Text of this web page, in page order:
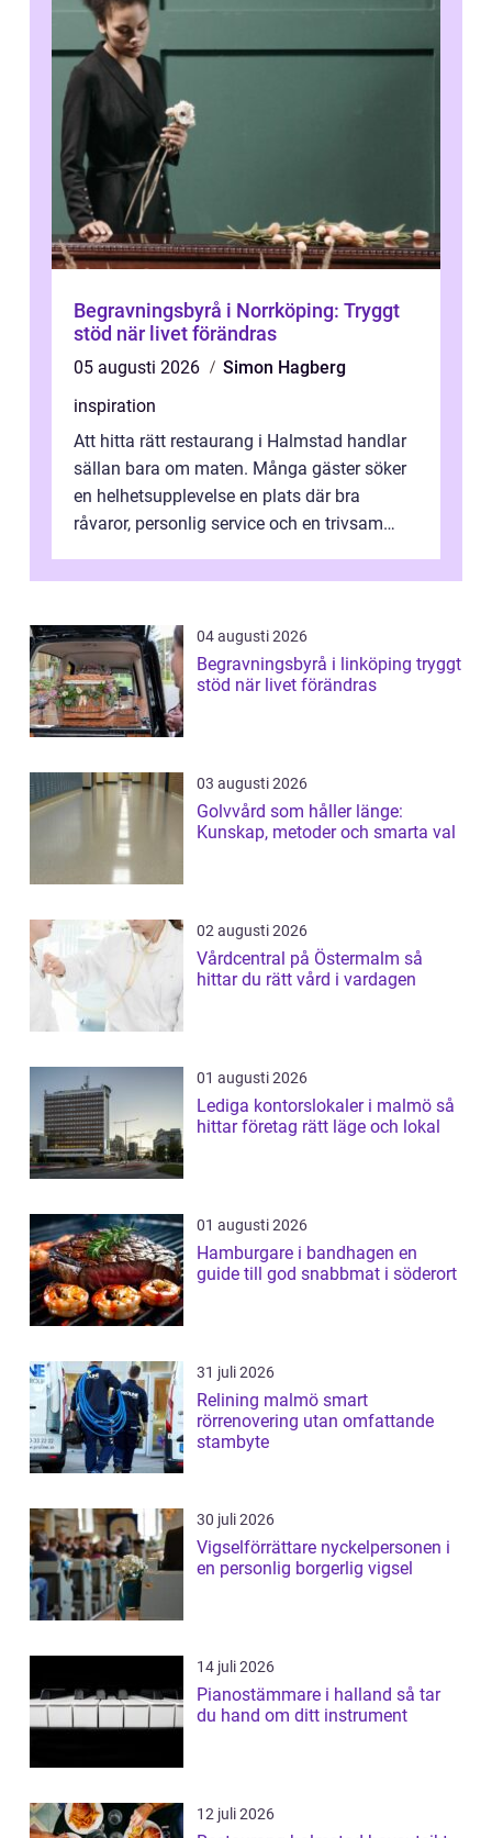
Begravningsbyrå i Norrköping: Tryggt
stöd när livet förändras
05 augusti 2026
Simon Hagberg
inspiration
Att hitta rätt restaurang i Halmstad handlar
sällan bara om maten. Många gäster söker
en helhetsupplevelse en plats där bra
råvaror, personlig service och en trivsam
04 augusti 2026
Begravningsbyrå i linköping tryggt
stöd när livet förändras
03 augusti 2026
Golvvård som håller länge:
Kunskap, metoder och smarta val
02 augusti 2026
Vårdcentral på Östermalm så
hittar du rätt vård i vardagen
01 augusti 2026
Lediga kontorslokaler i malmö så
hittar företag rätt läge och lokal
01 augusti 2026
Hamburgare i bandhagen en
guide till god snabbmat i söderort
31 juli 2026
Relining malmö smart
rörrenovering utan omfattande
stambyte
30 juli 2026
Vigselförrättare nyckelpersonen i
en personlig borgerlig vigsel
14 juli 2026
Pianostämmare i halland så tar
du hand om ditt instrument
12 juli 2026